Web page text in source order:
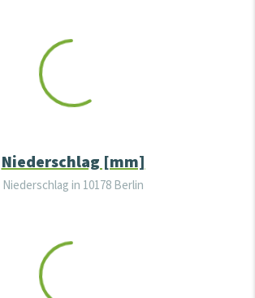
Niederschlag [mm]
Niederschlag in 10178 Berlin